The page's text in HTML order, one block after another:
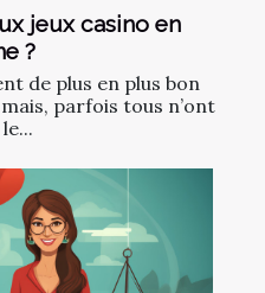
jeux casino en
?
de plus en plus bon
parfois tous n’ont